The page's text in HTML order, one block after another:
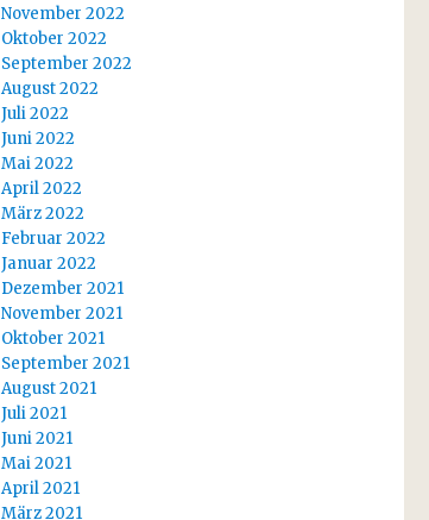
November 2022
Oktober 2022
September 2022
August 2022
Juli 2022
Juni 2022
Mai 2022
April 2022
März 2022
Februar 2022
Januar 2022
Dezember 2021
November 2021
Oktober 2021
September 2021
August 2021
Juli 2021
Juni 2021
Mai 2021
April 2021
März 2021